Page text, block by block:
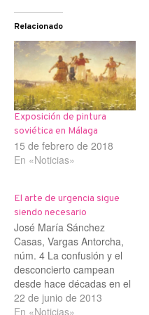
Relacionado
Exposición de pintura
soviética en Málaga
15 de febrero de 2018
En «Noticias»
El arte de urgencia sigue
siendo necesario
José María Sánchez
Casas, Vargas Antorcha,
núm. 4 La confusión y el
desconcierto campean
desde hace décadas en el
terreno de las artes
plásticas, al igual que
22 de junio de 2013
En «Noticias»